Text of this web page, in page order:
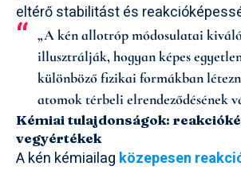
eltérő stabilitást és
„A kén allotróp módosulatai
illusztrálják, hogyan képes
különböző fizikai formákban
atomok térbeli elrendeződésének
Kémiai tulajdonságok:
vegyértékek
A kén kémiailag közepesen